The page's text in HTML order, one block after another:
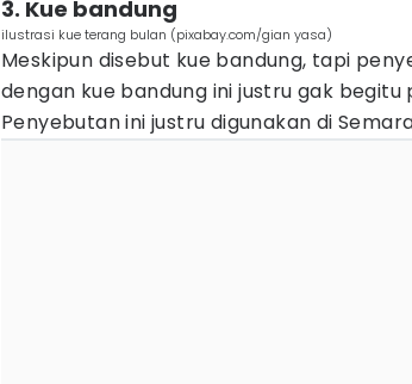
3. Kue bandung
ilustrasi kue terang bulan (pixabay.com/gian yasa)
Meskipun disebut kue bandung, tapi
dengan kue bandung ini justru gak begitu
Penyebutan ini justru digunakan di